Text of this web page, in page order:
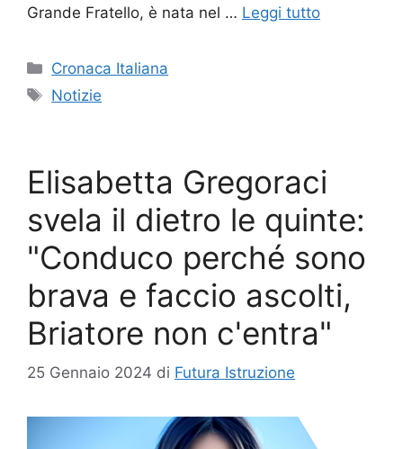
Grande Fratello, è nata nel … Leggi tutto
Categorie
Cronaca Italiana
Tag
Notizie
Elisabetta Gregoraci
svela il dietro le quinte:
"Conduco perché sono
brava e faccio ascolti,
Briatore non c'entra"
25 Gennaio 2024 di Futura Istruzione